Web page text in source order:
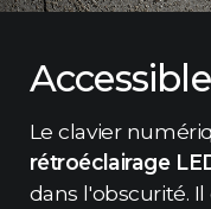
Le clavier
rétroéclairage
dans l'obscurité.